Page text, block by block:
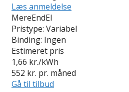
Læs anmeldelse
MereEndEl
Pristype: Variabel
Binding: Ingen
Estimeret pris
1,66 kr./kWh
552 kr. pr. måned
Gå til tilbud